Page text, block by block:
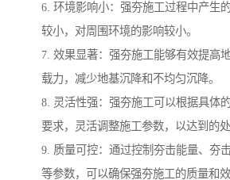
6. 环境影响小：强夯施工过程中产生
较小，对周围环境的影响较小。
7. 效果显著：强夯施工能够有效提高
载力，减少地基沉降和不均匀沉降。
8. 灵活性强：强夯施工可以根据具体
要求，灵活调整施工参数，以达到的处
9. 质量可控：通过控制夯击能量、夯
等参数，可以确保强夯施工的质量和效